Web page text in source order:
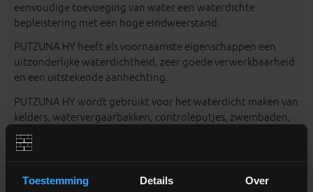
Toestemming Details Over
eenvoudige toevoeging van water een waterdichte
bepleistering met een hoge eindweerstand.
PUTZUNA HY heeft als voornaamste eigenschappen een
uitzonderlijke waterdichtheid, zeer goede verwerkbaarheid
en een uitstekende aanhechting.
PUTZUNA HY wordt gebruikt voor het waterdicht maken van
kelders, watervergaarbakken, controleputjes, zwembaden,
funderingsmuren, douches,... en voor het effenen van
verticale vlakken (metselwerk, betonconstructies).
moet met PUTZUNA BA-W gebeuren (zie onderaan).